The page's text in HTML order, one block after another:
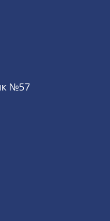
№57